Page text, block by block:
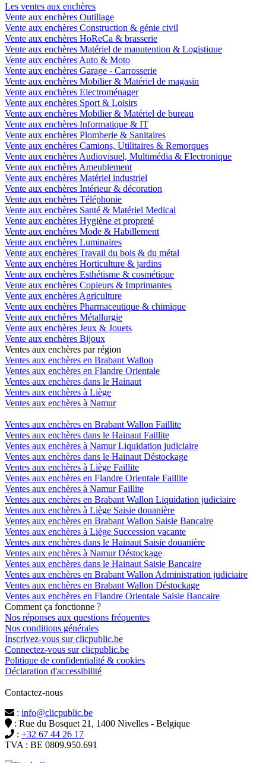
Les ventes aux enchères
Vente aux enchères Outillage
Vente aux enchères Construction & génie civil
Vente aux enchères HoReCa & brasserie
Vente aux enchères Matériel de manutention & Logistique
Vente aux enchères Auto & Moto
Vente aux enchères Garage - Carrosserie
Vente aux enchères Mobilier & Matériel de magasin
Vente aux enchères Electroménager
Vente aux enchères Sport & Loisirs
Vente aux enchères Mobilier & Matériel de bureau
Vente aux enchères Informatique & IT
Vente aux enchères Plomberie & Sanitaires
Vente aux enchères Camions, Utilitaires & Remorques
Vente aux enchères Audiovisuel, Multimédia & Electronique
Vente aux enchères Ameublement
Vente aux enchères Matériel industriel
Vente aux enchères Intérieur & décoration
Vente aux enchères Téléphonie
Vente aux enchères Santé & Matériel Medical
Vente aux enchères Hygiène et propreté
Vente aux enchères Mode & Habillement
Vente aux enchères Luminaires
Vente aux enchères Travail du bois & du métal
Vente aux enchères Horticulture & jardins
Vente aux enchères Esthétisme & cosmétique
Vente aux enchères Copieurs & Imprimantes
Vente aux enchères Agriculture
Vente aux enchères Pharmaceutique & chimique
Vente aux enchères Métallurgie
Vente aux enchères Jeux & Jouets
Vente aux enchères Bijoux
Ventes aux enchères par région
Ventes aux enchères en Brabant Wallon
Ventes aux enchères en Flandre Orientale
Ventes aux enchères dans le Hainaut
Ventes aux enchères à Liège
Ventes aux enchères à Namur
Ventes aux enchères en Brabant Wallon Faillite
Ventes aux enchères dans le Hainaut Faillite
Ventes aux enchères à Namur Liquidation judiciaire
Ventes aux enchères dans le Hainaut Déstockage
Ventes aux enchères à Liège Faillite
Ventes aux enchères en Flandre Orientale Faillite
Ventes aux enchères à Namur Faillite
Ventes aux enchères en Brabant Wallon Liquidation judiciaire
Ventes aux enchères à Liège Saisie douanière
Ventes aux enchères en Brabant Wallon Saisie Bancaire
Ventes aux enchères à Liège Succession vacante
Ventes aux enchères dans le Hainaut Saisie douanière
Ventes aux enchères à Namur Déstockage
Ventes aux enchères dans le Hainaut Saisie Bancaire
Ventes aux enchères en Brabant Wallon Administration judiciaire
Ventes aux enchères en Brabant Wallon Déstockage
Ventes aux enchères en Flandre Orientale Saisie Bancaire
Comment ça fonctionne ?
Nos réponses aux questions fréquentes
Nos conditions générales
Inscrivez-vous sur clicpublic.be
Connectez-vous sur clicpublic.be
Politique de confidentialité & cookies
Déclaration d'accessibilité
Contactez-nous
: info@clicpublic.be
: Rue du Bosquet 21, 1400 Nivelles - Belgique
: +32 67 44 26 17
TVA : BE 0809.950.691